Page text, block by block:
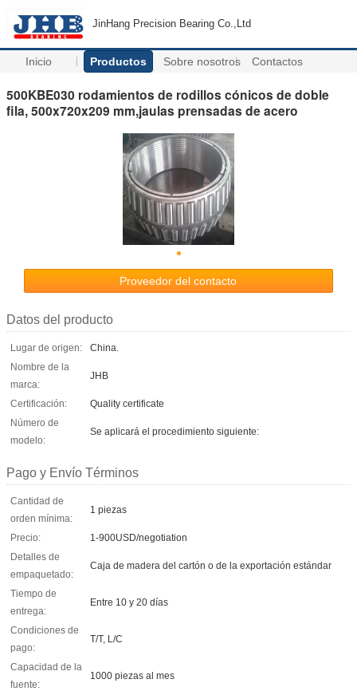
JinHang Precision Bearing Co.,Ltd
Inicio Productos Sobre nosotros Contactos
500KBE030 rodamientos de rodillos cónicos de doble
fila, 500x720x209 mm,jaulas prensadas de acero
Proveedor del contacto
Datos del producto
Lugar de origen:
China.
Nombre de la
marca:
JHB
Certificación:
Quality certificate
Número de
modelo:
Se aplicará el procedimiento siguiente:
Pago y Envío Términos
Cantidad de
orden mínima:
1 piezas
Precio:
1-900USD/negotiation
Detalles de
empaquetado:
Caja de madera del cartón o de la exportación estándar
Tiempo de
entrega:
Entre 10 y 20 días
Condiciones de
pago:
T/T, L/C
Capacidad de la
fuente:
1000 piezas al mes